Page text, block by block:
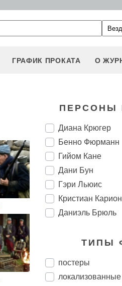
ГРАФИК ПРОКАТА О
ПЕРСОНЫ
Диана Крюгер
Бенно Фюрманн
Гийом Кане
Дани Бун
Гэри Льюис
Кристиан Карион
Даниэль Брюль
ТИПЫ
постеры
локализованные